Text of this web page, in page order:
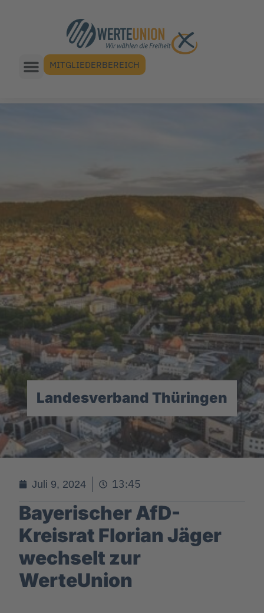
MITGLIEDERBEREICH
Landesverband Thüringen
Juli 9, 2024 13:45
Bayerischer AfD-
Kreisrat Florian Jäger
wechselt zur
WerteUnion